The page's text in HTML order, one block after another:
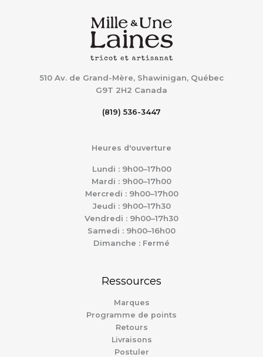
510 Av. de Grand-Mère, Shawinigan, Québec
G9T 2H2 Canada
(819) 536-3447
Heures d'ouverture
Lundi : 9h00–17h00
Mardi : 9h00–17h00
Mercredi : 9h00–17h00
Jeudi : 9h00–17h30
Vendredi : 9h00–17h30
Samedi : 9h00–16h00
Dimanche : Fermé
Ressources
Marques
Programme de points
Retours
Livraisons
Postuler